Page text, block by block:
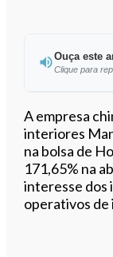
Ouça este
Clique para
A empresa
interiores
na bolsa de
171,65% na
interesse dos
operativos